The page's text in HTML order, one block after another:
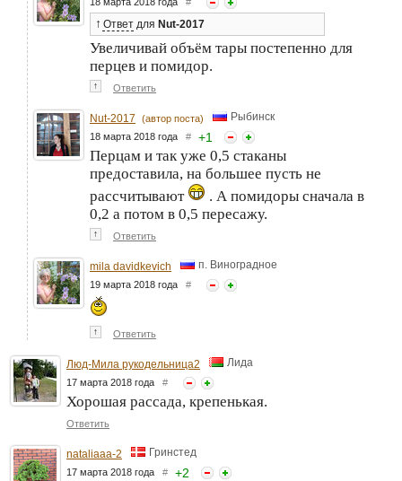
↑ Ответ для Nut-2017
Увеличивай объём тары постепенно для
перцев и помидор.
↑ Ответить
Nut-2017 (автор поста) Рыбинск
18 марта 2018 года # +1
Перцам и так уже 0,5 стаканы
предоставила, на большее пусть не
рассчитывают
. А помидоры сначала в
0,2 а потом в 0,5 пересажу.
↑ Ответить
mila davidkevich п. Виноградное
19 марта 2018 года #
↑ Ответить
Люд-Мила рукодельница2 Лида
17 марта 2018 года #
Хорошая рассада, крепенькая.
Ответить
nataliaaa-2 Гринстед
17 марта 2018 года # +2